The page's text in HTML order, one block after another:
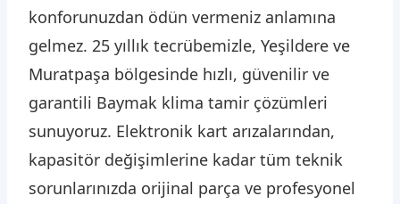
konforunuzdan ödün vermeniz anlamına
gelmez. 25 yıllık tecrübemizle, Yeşildere ve
Muratpaşa bölgesinde hızlı, güvenilir ve
garantili Baymak klima tamir çözümleri
sunuyoruz. Elektronik kart arızalarından,
kapasitör değişimlerine kadar tüm teknik
sorunlarınızda orijinal parça ve profesyonel